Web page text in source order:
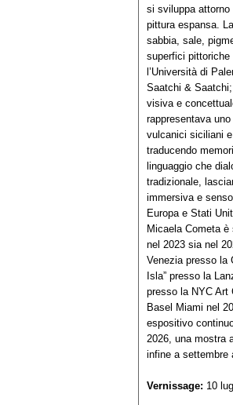
si sviluppa attorno
pittura espansa.
sabbia, sale,
superfici
l’Università di
Saatchi &
visiva e
rappresentava
vulcanici siciliani
traducendo
linguaggio che
tradizionale,
immersiva e
Europa e Stati
Micaela Cometa
nel 2023 sia nel
Venezia presso la
Isla” presso la
presso la NYC Art
Basel Miami nel
espositivo
2026, una mostra
infine a settembre
Vernissage: 10